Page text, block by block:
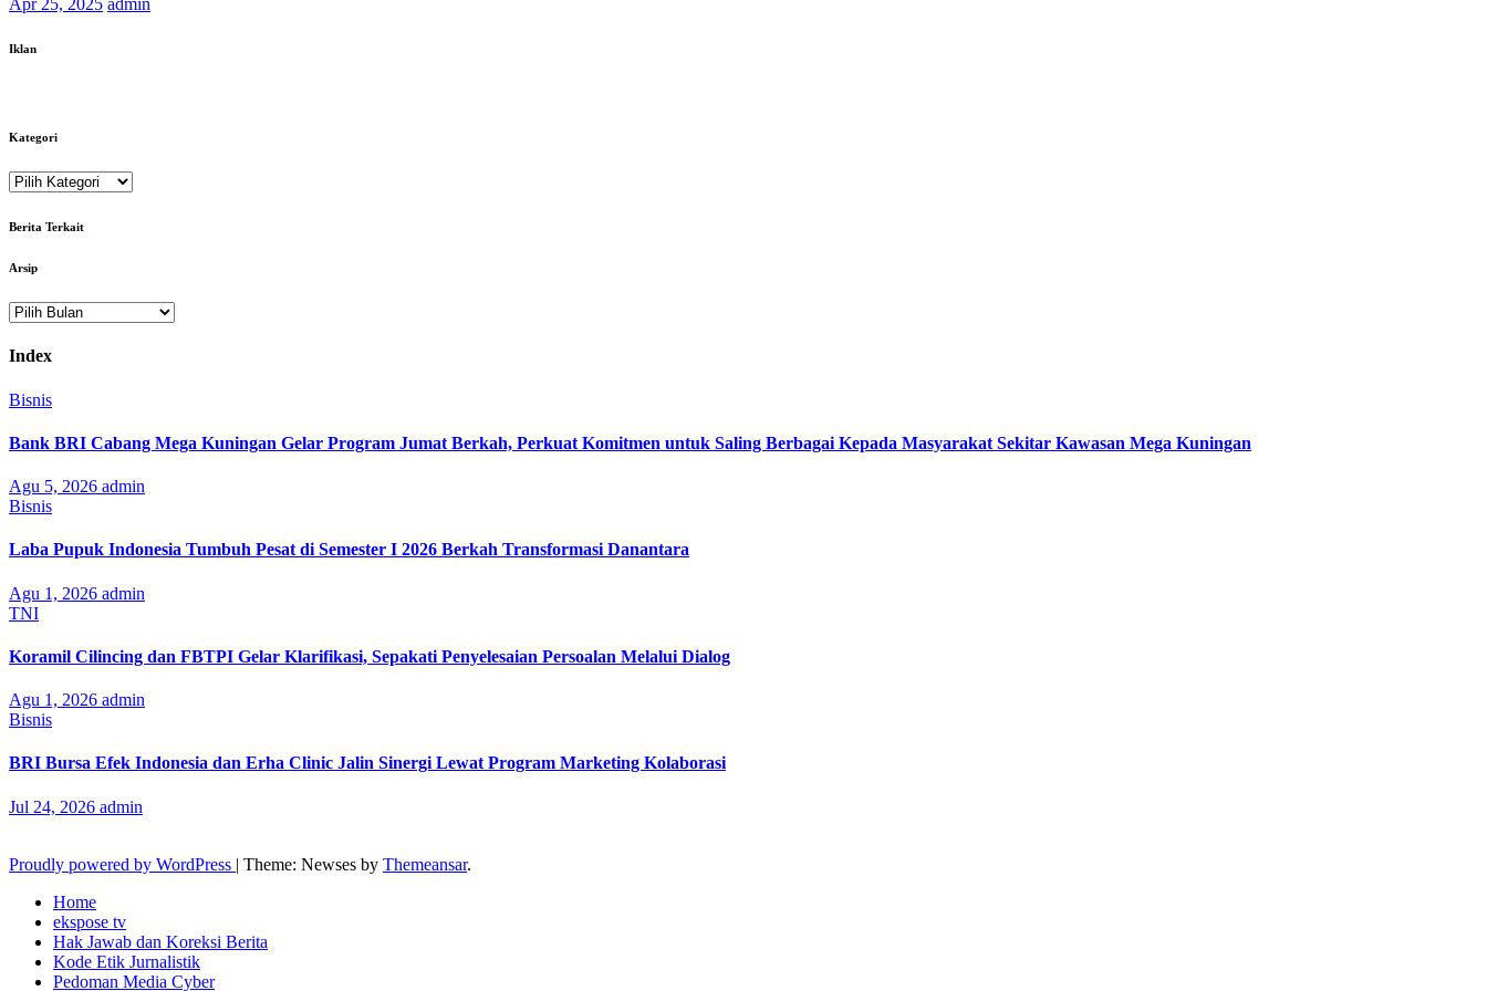
Apr 25, 2025 admin
Iklan
Kategori
Kategori
Berita Terkait
Arsip
Arsip
Index
Bisnis
Bank BRI Cabang Mega Kuningan Gelar Program Jumat Berkah, Perkuat Komitmen untuk Saling Berbagai Kepada Masyarakat Sekitar Kawasan Mega Kuningan
Agu 5, 2026 admin
Bisnis
Laba Pupuk Indonesia Tumbuh Pesat di Semester I 2026 Berkah Transformasi Danantara
Agu 1, 2026 admin
TNI
Koramil Cilincing dan FBTPI Gelar Klarifikasi, Sepakati Penyelesaian Persoalan Melalui Dialog
Agu 1, 2026 admin
Bisnis
BRI Bursa Efek Indonesia dan Erha Clinic Jalin Sinergi Lewat Program Marketing Kolaborasi
Jul 24, 2026 admin
Proudly powered by WordPress | Theme: Newses by Themeansar.
Home
ekspose tv
Hak Jawab dan Koreksi Berita
Kode Etik Jurnalistik
Pedoman Media Cyber